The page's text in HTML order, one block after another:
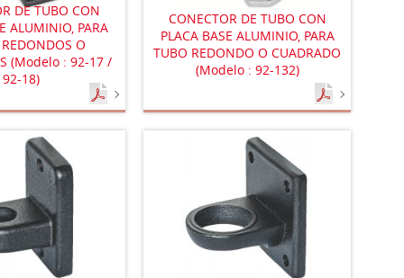
DE TUBO CON
ALUMINIO, PARA
O
(Modelo : 92-17 /
92-18)
CONECTOR DE TUBO CON
PLACA BASE ALUMINIO, PARA
TUBO REDONDO O CUADRADO
(Modelo : 92-132)